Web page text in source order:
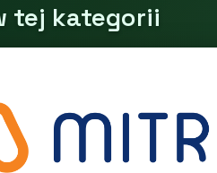
tej kategorii